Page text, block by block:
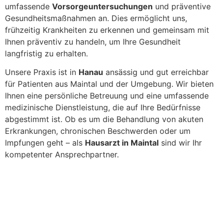
umfassende Vorsorgeuntersuchungen und präventive
Gesundheitsmaßnahmen an. Dies ermöglicht uns,
frühzeitig Krankheiten zu erkennen und gemeinsam mit
Ihnen präventiv zu handeln, um Ihre Gesundheit
langfristig zu erhalten.
Unsere Praxis ist in Hanau ansässig und gut erreichbar
für Patienten aus Maintal und der Umgebung. Wir bieten
Ihnen eine persönliche Betreuung und eine umfassende
medizinische Dienstleistung, die auf Ihre Bedürfnisse
abgestimmt ist. Ob es um die Behandlung von akuten
Erkrankungen, chronischen Beschwerden oder um
Impfungen geht – als Hausarzt in Maintal sind wir Ihr
kompetenter Ansprechpartner.